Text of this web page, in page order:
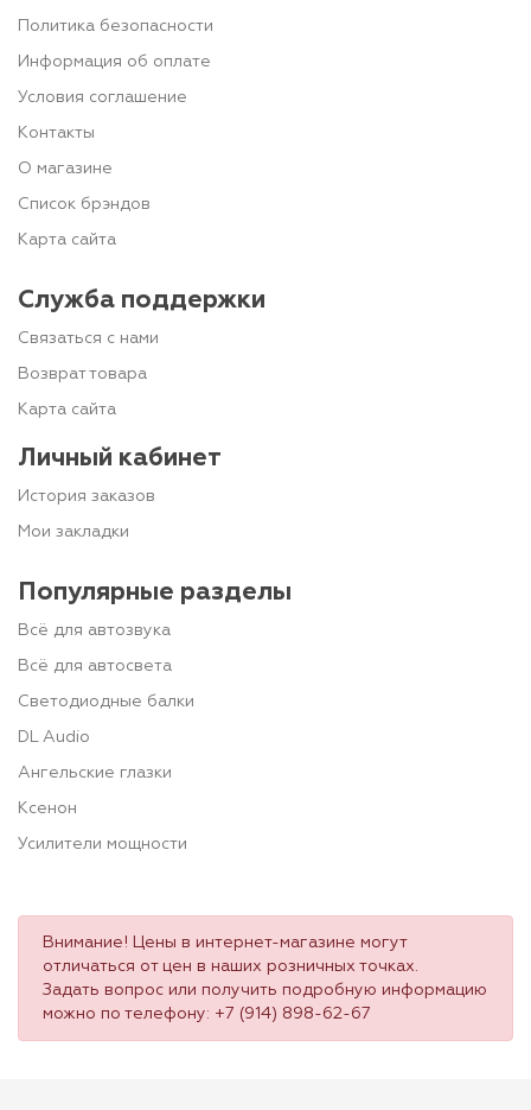
Политика безопасности
Информация об оплате
Условия соглашение
Контакты
О магазине
Список брэндов
Карта сайта
Служба поддержки
Связаться с нами
Возврат товара
Карта сайта
Личный кабинет
История заказов
Мои закладки
Популярные разделы
Всё для автозвука
Всё для автосвета
Светодиодные балки
DL Audio
Ангельские глазки
Ксенон
Усилители мощности
Внимание! Цены в интернет-магазине могут
отличаться от цен в наших розничных точках.
Задать вопрос или получить подробную информацию
можно по телефону: +7 (914) 898-62-67